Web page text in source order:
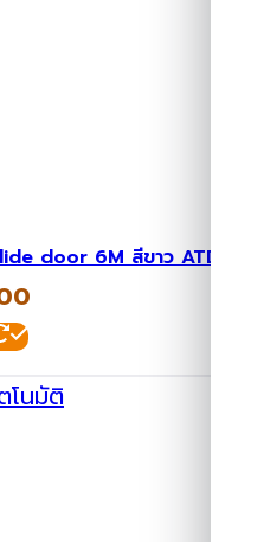
door 6M สีขาว ATD-